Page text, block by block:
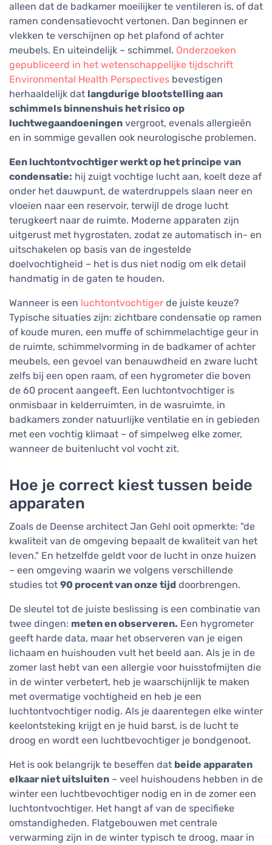
alleen dat de badkamer moeilijker te ventileren is, of dat
ramen condensatievocht vertonen. Dan beginnen er
vlekken te verschijnen op het plafond of achter
meubels. En uiteindelijk – schimmel. Onderzoeken
gepubliceerd in het wetenschappelijke tijdschrift
Environmental Health Perspectives bevestigen
herhaaldelijk dat langdurige blootstelling aan
schimmels binnenshuis het risico op
luchtwegaandoeningen vergroot, evenals allergieën
en in sommige gevallen ook neurologische problemen.
Een luchtontvochtiger werkt op het principe van
condensatie: hij zuigt vochtige lucht aan, koelt deze af
onder het dauwpunt, de waterdruppels slaan neer en
vloeien naar een reservoir, terwijl de droge lucht
terugkeert naar de ruimte. Moderne apparaten zijn
uitgerust met hygrostaten, zodat ze automatisch in- en
uitschakelen op basis van de ingestelde
doelvochtigheid – het is dus niet nodig om elk detail
handmatig in de gaten te houden.
Wanneer is een luchtontvochtiger de juiste keuze?
Typische situaties zijn: zichtbare condensatie op ramen
of koude muren, een muffe of schimmelachtige geur in
de ruimte, schimmelvorming in de badkamer of achter
meubels, een gevoel van benauwdheid en zware lucht
zelfs bij een open raam, of een hygrometer die boven
de 60 procent aangeeft. Een luchtontvochtiger is
onmisbaar in kelderruimten, in de wasruimte, in
badkamers zonder natuurlijke ventilatie en in gebieden
met een vochtig klimaat – of simpelweg elke zomer,
wanneer de buitenlucht vol vocht zit.
Hoe je correct kiest tussen beide
apparaten
Zoals de Deense architect Jan Gehl ooit opmerkte: "de
kwaliteit van de omgeving bepaalt de kwaliteit van het
leven." En hetzelfde geldt voor de lucht in onze huizen
– een omgeving waarin we volgens verschillende
studies tot 90 procent van onze tijd doorbrengen.
De sleutel tot de juiste beslissing is een combinatie van
twee dingen: meten en observeren. Een hygrometer
geeft harde data, maar het observeren van je eigen
lichaam en huishouden vult het beeld aan. Als je in de
zomer last hebt van een allergie voor huisstofmijten die
in de winter verbetert, heb je waarschijnlijk te maken
met overmatige vochtigheid en heb je een
luchtontvochtiger nodig. Als je daarentegen elke winter
keelontsteking krijgt en je huid barst, is de lucht te
droog en wordt een luchtbevochtiger je bondgenoot.
Het is ook belangrijk te beseffen dat beide apparaten
elkaar niet uitsluiten – veel huishoudens hebben in de
winter een luchtbevochtiger nodig en in de zomer een
luchtontvochtiger. Het hangt af van de specifieke
omstandigheden. Flatgebouwen met centrale
verwarming zijn in de winter typisch te droog, maar in